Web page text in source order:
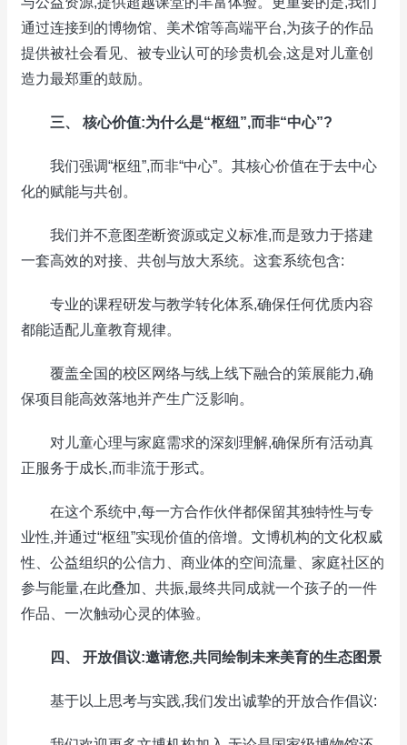
通过连接到的博物馆、美术馆等高端平台,为孩子的作品
提供被社会看见、被专业认可的珍贵机会,这是对儿童创
造力最郑重的鼓励。
三、 核心价值:为什么是“枢纽”,而非“中心”?
我们强调“枢纽”,而非“中心”。其核心价值在于去中心
化的赋能与共创。
我们并不意图垄断资源或定义标准,而是致力于搭建
一套高效的对接、共创与放大系统。这套系统包含:
专业的课程研发与教学转化体系,确保任何优质内容
都能适配儿童教育规律。
覆盖全国的校区网络与线上线下融合的策展能力,确
保项目能高效落地并产生广泛影响。
对儿童心理与家庭需求的深刻理解,确保所有活动真
正服务于成长,而非流于形式。
在这个系统中,每一方合作伙伴都保留其独特性与专
业性,并通过“枢纽”实现价值的倍增。文博机构的文化权威
性、公益组织的公信力、商业体的空间流量、家庭社区的
参与能量,在此叠加、共振,最终共同成就一个孩子的一件
作品、一次触动心灵的体验。
四、 开放倡议:邀请您,共同绘制未来美育的生态图景
基于以上思考与实践,我们发出诚挚的开放合作倡议: